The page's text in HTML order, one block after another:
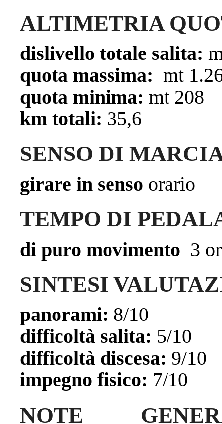
ALTIMETRIA
dislivello totale salita:
quota massima: mt
quota minima: mt 208
km totali: 35,6
SENSO DI
girare in senso orario
TEMPO DI
di puro movimento 3
SINTESI
panorami: 8/10
difficoltà salita: 5/10
difficoltà discesa: 9/10
impegno fisico: 7/10
NOTE